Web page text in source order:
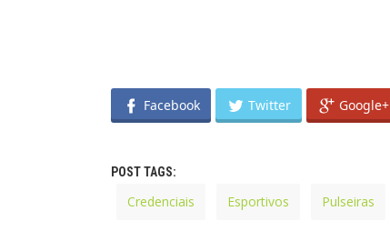
Facebook Twitter Google+
POST TAGS:
Credenciais Esportivos Pulseiras